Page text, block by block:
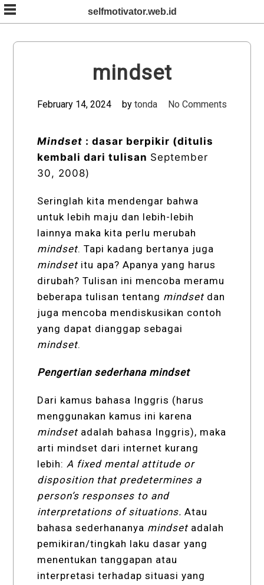
Skip
to
content
selfmotivator.web.id
mindset
February 14, 2024 by tonda No Comments
Mindset : dasar berpikir (ditulis
kembali dari tulisan September
30, 2008)
Seringlah kita mendengar bahwa
untuk lebih maju dan lebih-lebih
lainnya maka kita perlu merubah
mindset. Tapi kadang bertanya juga
mindset itu apa? Apanya yang harus
dirubah? Tulisan ini mencoba meramu
beberapa tulisan tentang mindset dan
juga mencoba mendiskusikan contoh
yang dapat dianggap sebagai
mindset.
Pengertian sederhana mindset
Dari kamus bahasa Inggris (harus
menggunakan kamus ini karena
mindset adalah bahasa Inggris), maka
arti mindset dari internet kurang
lebih:A fixed mental attitude or
disposition that predetermines a
person’s responses to and
interpretations of situations.Atau
bahasa sederhananya mindset adalah
pemikiran/tingkah laku dasar yang
menentukan tanggapan atau
interpretasi terhadap situasi yang